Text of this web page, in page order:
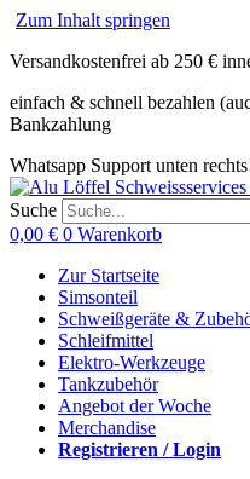
Zum Inhalt springen
Versandkostenfrei ab 250 €
einfach & schnell bezahlen
Bankzahlung
Whatsapp Support unten
Suche
0,00 € 0 Warenkorb
Zur Startseite
Simsonteil
Schweißgeräte &
Schleifmittel
Elektro-Werkzeuge
Tankzubehör
Angebot der Woche
Merchandise
Registrieren / Login